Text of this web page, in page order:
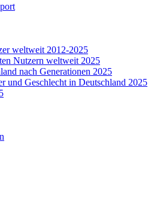
weltweit 2012-2025
Nutzern weltweit 2025
nach Generationen 2025
und Geschlecht in Deutschland 2025